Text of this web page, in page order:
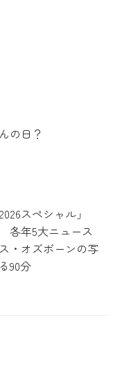
の日？
スペシャル」
各年5大ニュース
・オズボーンの写
90分